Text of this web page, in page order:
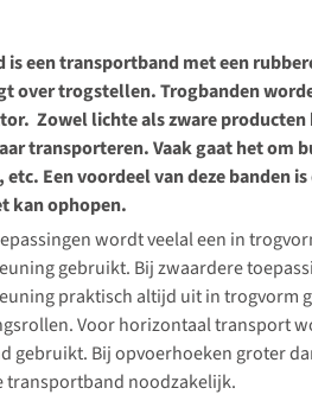
is een transportband met een
over trogstellen. Trogbanden
Zowel lichte als zware
transporteren. Vaak gaat het om
etc. Een voordeel van deze banden
kan ophopen.
wordt veelal een in
gebruikt. Bij zwaardere
praktisch altijd uit in trogvorm
Voor horizontaal transport
gebruikt. Bij opvoerhoeken groter
transportband noodzakelijk.